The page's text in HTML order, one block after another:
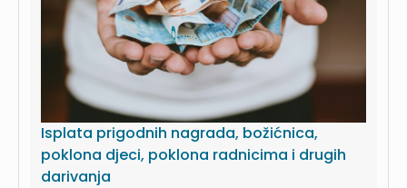
Isplata prigodnih nagrada, božićnica,
poklona djeci, poklona radnicima i drugih
darivanja